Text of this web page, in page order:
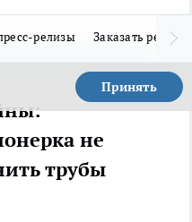
релизы Заказать
Принять
не
трубы